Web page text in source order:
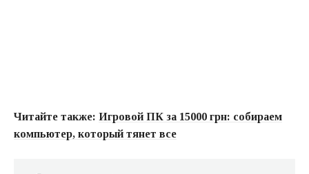
Читайте также: Игровой ПК за 15000 грн: собираем
компьютер, который тянет все